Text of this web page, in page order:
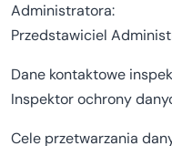
Administratora:
Przedstawiciel
Dane kontaktowe
Inspektor ochrony
Cele przetwarzania